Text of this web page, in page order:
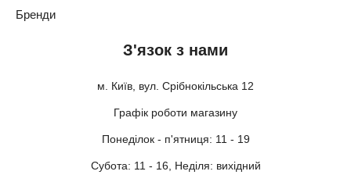
З'язок з нами
м. Київ, вул. Срібнокільська 12
Графік роботи магазину
Понеділок - п'ятниця: 11 - 19
Субота: 11 - 16, Неділя: вихідний
Бренди